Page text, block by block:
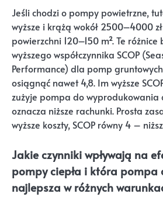
Jeśli chodzi o pompy powietrzne,
wyższe i krążą wokół 2500–4000
powierzchni 120–150 m². Te
wyższego współczynnika SCOP
Performance) dla pomp
osiągnąć nawet 4,8. Im wyższe
zużyje pompa do wyprodukowania
oznacza niższe rachunki. Prosta
wyższe koszty, SCOP równy 4 –
Jakie czynniki wpływają na
pompy ciepła i która pompa
najlepsza w różnych